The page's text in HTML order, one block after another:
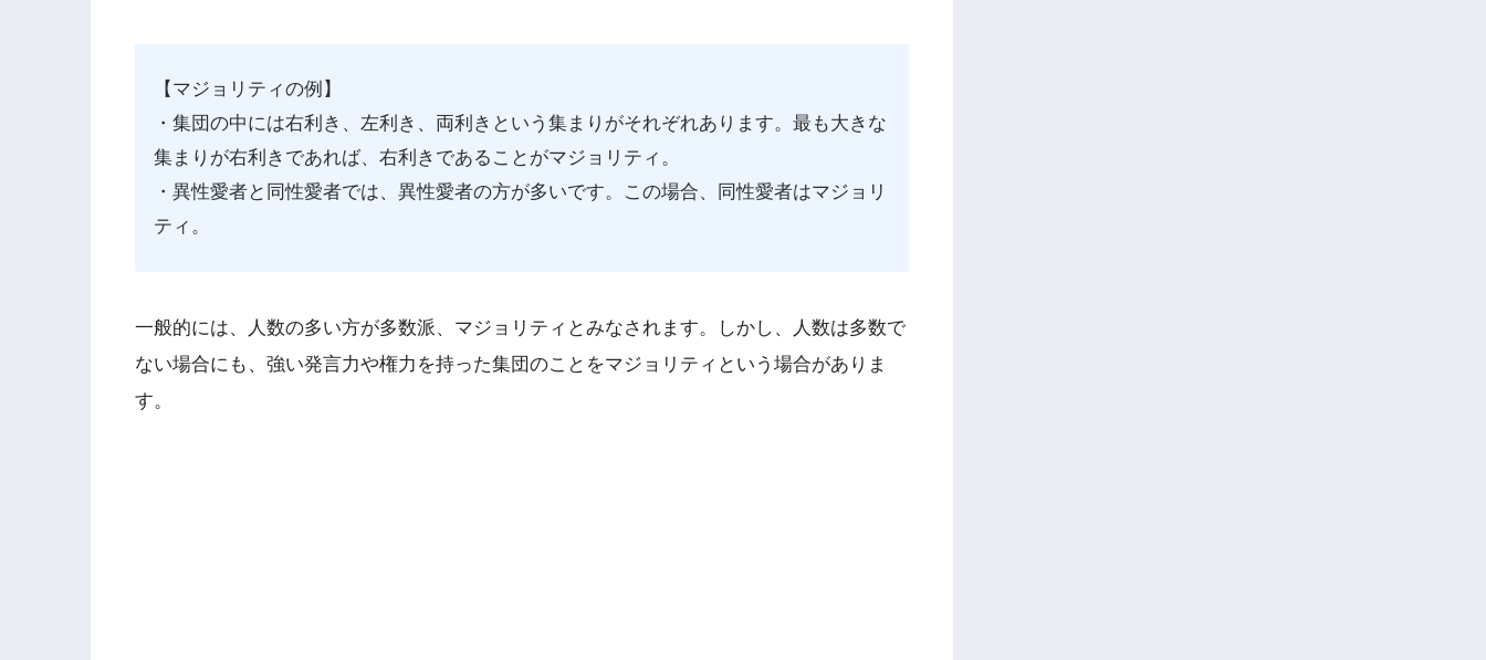
【マジョリティの例】
・集団の中には右利き、左利き、両利きという集まりがそれぞれあります。最も大きな
集まりが右利きであれば、右利きであることがマジョリティ。
・異性愛者と同性愛者では、異性愛者の方が多いです。この場合、同性愛者はマジョリ
ティ。
一般的には、人数の多い方が多数派、マジョリティとみなされます。しかし、人数は多数で
ない場合にも、強い発言力や権力を持った集団のことをマジョリティという場合がありま
す。